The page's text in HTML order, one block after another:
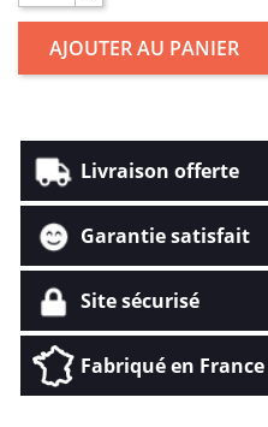
AJOUTER AU PANIER
Livraison offerte
Garantie satisfait
Site sécurisé
Fabriqué en France